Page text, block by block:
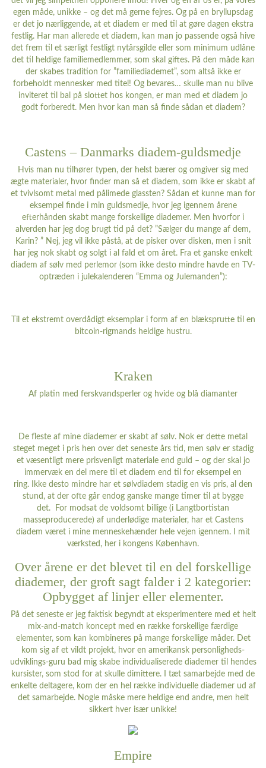
egen måde, unikke – og det må gerne fejres. Og på en bryllupsdag
er det jo nærliggende, at et diadem er med til at gøre dagen ekstra
festlig. Har man allerede et diadem, kan man jo passende også hive
det frem til et særligt festligt nytårsgilde eller som minimum udlåne
det til heldige familiemedlemmer, som skal giftes. På den måde kan
der skabes tradition for ”familiediademet”, som altså ikke er
forbeholdt mennesker med titel! Og bevares… skulle man nu blive
inviteret til bal på slottet hos kongen, er man med et diadem jo
godt forberedt. Men hvor kan man så finde sådan et diadem?
Castens – Danmarks diadem-guldsmedje
Hvis man nu tilhører typen, der helst bærer og omgiver sig med
ægte materialer, hvor finder man så et diadem, som ikke er skabt af
et tvivlsomt metal med pålimede glassten? Sådan et kunne man for
eksempel finde i min guldsmedje, hvor jeg igennem årene
efterhånden skabt mange forskellige diademer. Men hvorfor i
alverden har jeg dog brugt tid på det? ”Sælger du mange af dem,
Karin? ” Nej, jeg vil ikke påstå, at de pisker over disken, men i snit
har jeg nok skabt og solgt i al fald et om året. Fra et ganske enkelt
diadem af sølv med perlemor (som ikke desto mindre havde en TV-
optræden i julekalenderen “Emma og Julemanden”):
Til et ekstremt overdådigt eksemplar i form af en blæksprutte til en
bitcoin-rigmands heldige hustru.
Kraken
Af platin med ferskvandsperler og hvide og blå diamanter
De fleste af mine diademer er skabt af sølv. Nok er dette metal
steget meget i pris hen over det seneste års tid, men sølv er stadig
et væsentligt mere prisvenligt materiale end guld – og der skal jo
immervæk en del mere til et diadem end til for eksempel en
ring. Ikke desto mindre har et sølvdiadem stadig en vis pris, al den
stund, at der ofte går endog ganske mange timer til at bygge
det. For modsat de voldsomt billige (i Langtbortistan
masseproducerede) af underlødige materialer, har et Castens
diadem været i mine menneskehænder hele vejen igennem. I mit
værksted, her i kongens København.
Over årene er det blevet til en del forskellige
diademer, der groft sagt falder i 2 kategorier:
Opbygget af linjer eller elementer.
På det seneste er jeg faktisk begyndt at eksperimentere med et helt
mix-and-match koncept med en række forskellige færdige
elementer, som kan kombineres på mange forskellige måder. Det
kom sig af et vildt projekt, hvor en amerikansk personligheds-
udviklings-guru bad mig skabe individualiserede diademer til hendes
kursister, som stod for at skulle dimittere. I tæt samarbejde med de
enkelte deltagere, kom der en hel række individuelle diademer ud af
det samarbejde. Nogle måske mere heldige end andre, men helt
sikkert hver især unikke!
Empire